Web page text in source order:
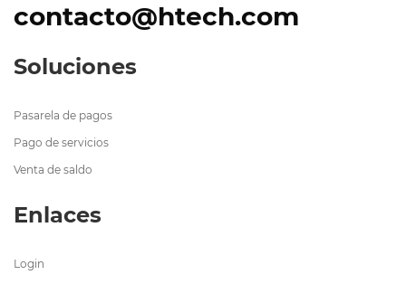
contacto@htech.com
Soluciones
Pasarela de pagos
Pago de servicios
Venta de saldo
Enlaces
Login